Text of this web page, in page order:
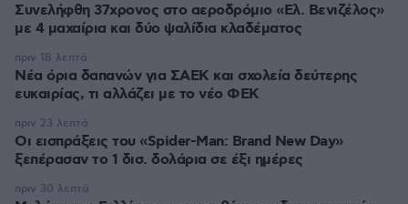
Συνελήφθη 37χρονος στο αεροδρόμιο «Ελ. Βενιζέλος»
με 4 μαχαίρια και δύο ψαλίδια κλαδέματος
Νέα όρια δαπανών για ΣΑΕΚ και σχολεία δεύτερης
ευκαιρίας, τι αλλάζει με το νέο ΦΕΚ
πριν 18 λεπτά
Οι εισπράξεις του «Spider-Man: Brand New Day»
ξεπέρασαν το 1 δισ. δολάρια σε έξι ημέρες
πριν 23 λεπτά
πριν 30 λεπτά